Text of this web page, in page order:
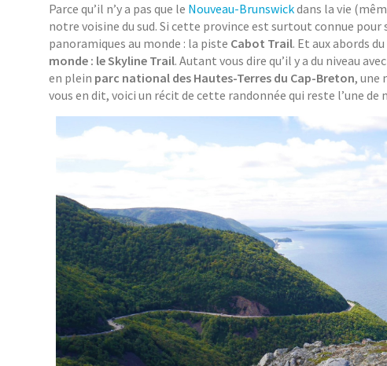
Parce qu’il n’y a pas que le Nouveau-Brunswickdans la vie
notre voisine du sud. Si cette province est surtout connue pour
panoramiques au monde : la piste Cabot Trail. Et aux abords
monde : le Skyline Trail. Autant vous dire qu’il y a du niveau
en plein parc national des Hautes-Terres du Cap-Breton, une
vous en dit, voici un récit de cette randonnée qui reste l’une de